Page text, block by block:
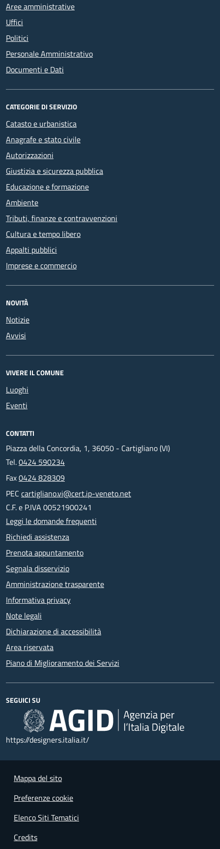
Aree amministrative
Uffici
Politici
Personale Amministrativo
Documenti e Dati
CATEGORIE DI SERVIZIO
Catasto e urbanistica
Anagrafe e stato civile
Autorizzazioni
Giustizia e sicurezza pubblica
Educazione e formazione
Ambiente
Tributi, finanze e contravvenzioni
Cultura e tempo libero
Appalti pubblici
Imprese e commercio
NOVITÀ
Notizie
Avvisi
VIVERE IL COMUNE
Luoghi
Eventi
CONTATTI
Piazza della Concordia, 1, 36050 - Cartigliano (VI)
Tel.0424 590234
Fax0424 828309
PEC cartigliano.vi@cert.ip-veneto.net
C.F. e P.IVA 00521900241
Leggi le domande frequenti
Richiedi assistenza
Prenota appuntamento
Segnala disservizio
Amministrazione trasparente
Informativa privacy
Note legali
Dichiarazione di accessibilità
Area riservata
Piano di Miglioramento dei Servizi
SEGUICI SU
https://designers.italia.it/
Mappa del sito
Preferenze cookie
Elenco Siti Tematici
Credits